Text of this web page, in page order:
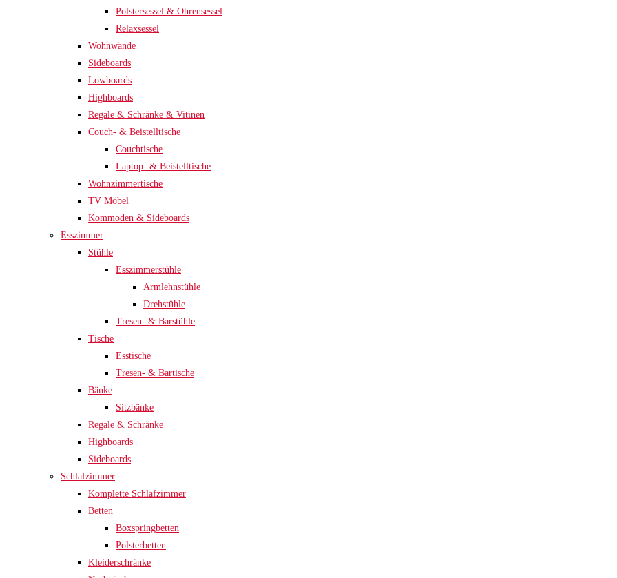
Polstersessel & Ohrensessel
Relaxsessel
Wohnwände
Sideboards
Lowboards
Highboards
Regale & Schränke & Vitinen
Couch- & Beistelltische
Couchtische
Laptop- & Beistelltische
Wohnzimmertische
TV Möbel
Kommoden & Sideboards
Esszimmer
Stühle
Esszimmerstühle
Armlehnstühle
Drehstühle
Tresen- & Barstühle
Tische
Esstische
Tresen- & Bartische
Bänke
Sitzbänke
Regale & Schränke
Highboards
Sideboards
Schlafzimmer
Komplette Schlafzimmer
Betten
Boxspringbetten
Polsterbetten
Kleiderschränke